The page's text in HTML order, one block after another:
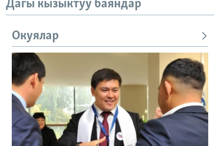
Дагы кызыктуу баяндар
Окуялар